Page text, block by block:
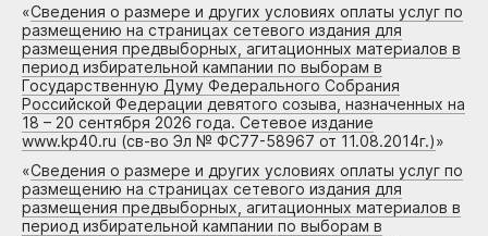
«Сведения о размере и других условиях оплаты услуг по
размещению на страницах сетевого издания для
размещения предвыборных, агитационных материалов в
период избирательной кампании по выборам в
Государственную Думу Федерального Собрания
Российской Федерации девятого созыва, назначенных на
18 – 20 сентября 2026 года. Сетевое издание
www.kp40.ru (св-во Эл № ФС77-58967 от 11.08.2014г.)»
«Сведения о размере и других условиях оплаты услуг по
размещению на страницах сетевого издания для
размещения предвыборных, агитационных материалов в
период избирательной кампании по выборам в